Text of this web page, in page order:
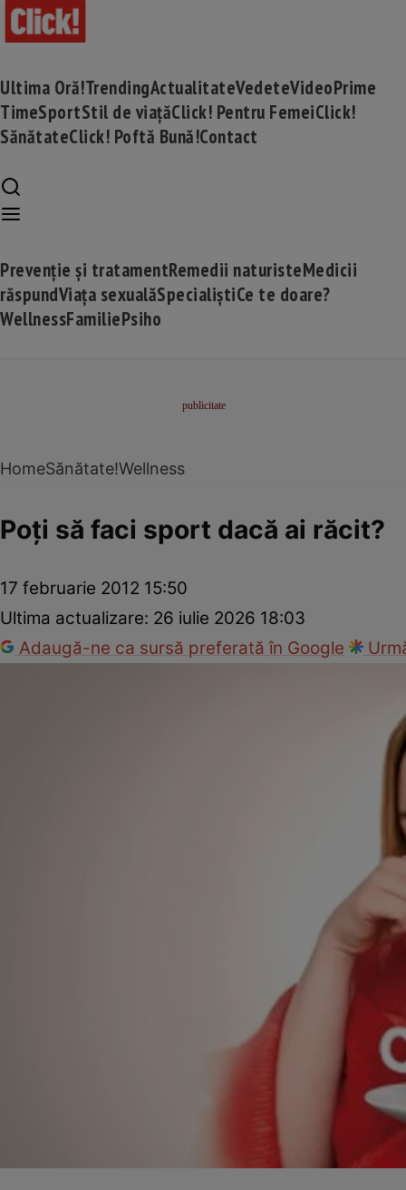
Ultima Oră!TrendingActualitateVedeteVideoPrime
TimeSportStil de viațăClick! Pentru FemeiClick!
SănătateClick! Poftă Bună!Contact
Prevenție și tratamentRemedii naturisteMedicii
răspundViața sexualăSpecialiștiCe te doare?
WellnessFamiliePsiho
HomeSănătate!Wellness
Poţi să faci sport dacă ai răcit?
17 februarie 2012 15:50
Ultima actualizare: 26 iulie 2026 18:03
Adaugă-ne ca sursă preferată în Google